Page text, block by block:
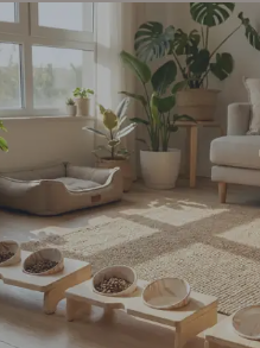
AVEN | Üçlü Kare